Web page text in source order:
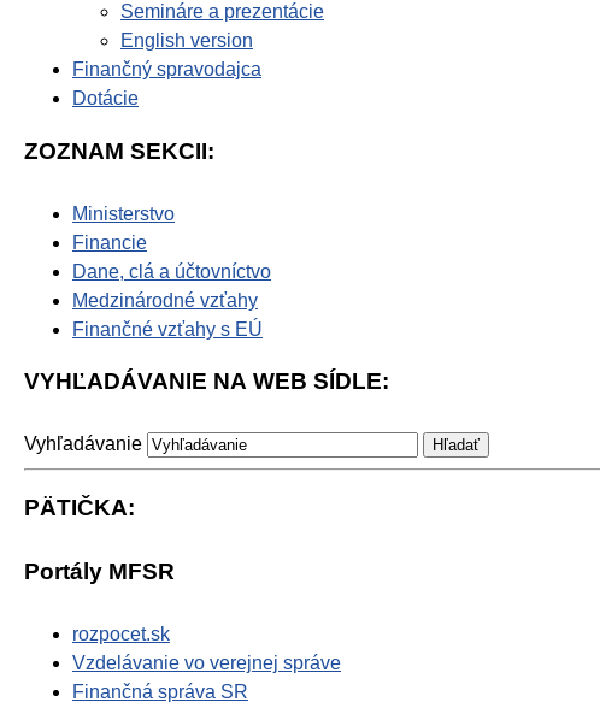
Semináre a prezentácie
English version
Finančný spravodajca
Dotácie
ZOZNAM SEKCII:
Ministerstvo
Financie
Dane, clá a účtovníctvo
Medzinárodné vzťahy
Finančné vzťahy s EÚ
VYHĽADÁVANIE NA WEB SÍDLE:
Vyhľadávanie
PÄTIČKA:
Portály MFSR
rozpocet.sk
Vzdelávanie vo verejnej správe
Finančná správa SR